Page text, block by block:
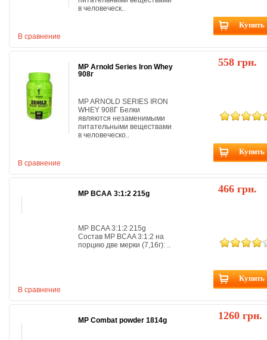
Купить
В сравнение
в человеческ..
558 грн.
Купить
В сравнение
MP Arnold Series Iron Whey
908г
MP ARNOLD SERIES IRON
WHEY 908Г Белки
являются незаменимыми
питательными веществами
в человеческо..
466 грн.
Купить
В сравнение
MP BCAA 3:1:2 215g
MP BCAA 3:1:2 215g
Состав MP BCAA 3:1:2 на
порцию две мерки (7,16г): ..
1260 грн.
MP Combat powder 1814g